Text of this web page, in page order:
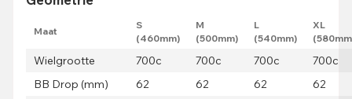
Maat
S
(460mm)
M
(500mm)
L
(540mm)
XL
Wielgrootte 700c 700c 700c
700c
BB Drop (mm)
62 62 62
62